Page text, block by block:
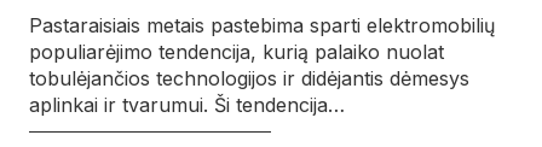
Pastaraisiais metais pastebima sparti elektromobilių
populiarėjimo tendencija, kurią palaiko nuolat
tobulėjančios technologijos ir didėjantis dėmesys
aplinkai ir tvarumui. Ši tendencija…